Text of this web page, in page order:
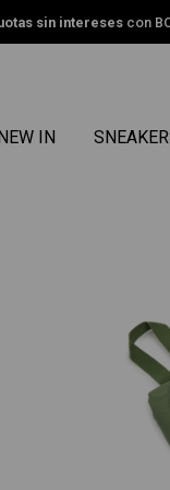
sin intereses con
IN